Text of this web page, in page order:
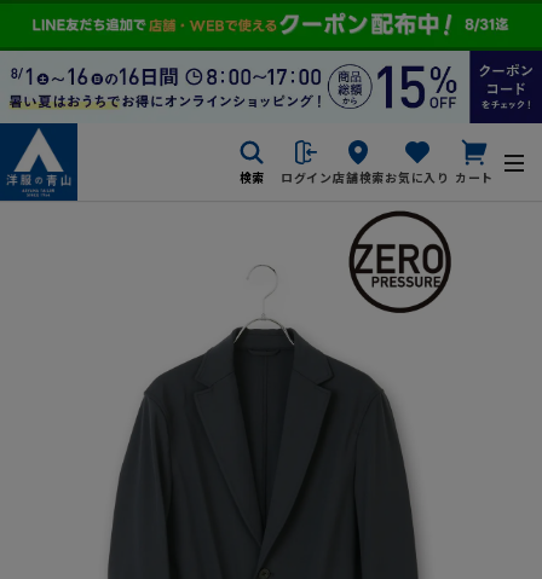
検索 ログイン店舗検索お気に入り カート